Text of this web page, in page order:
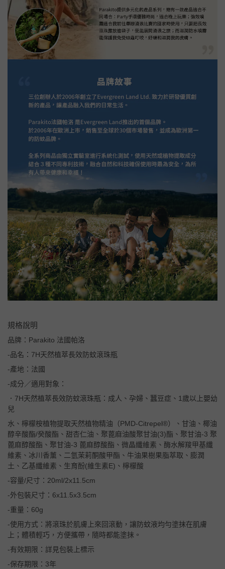
規格說明
品牌：Parakito 法國帕洛
-品名：7H天然植萃長效防蚊滾珠瓶
-產地：法國
-成分／適用對象：
．7H天然植萃長效防蚊滾珠瓶：成人、孕婦、蠶豆症、1歲以上嬰幼
兒
水、檸檬桉植物提取天然植物精油（PMD-Citrepel®）、甘油、椰油
醇辛酸酯/癸酸酯、甜杏仁油、聚蓖麻油酸聚甘油(3)酯、聚甘油-3 聚
蓖麻醇酸酯、聚甘油-3 蓖麻醇酸酯、微晶纖維素、酶水解羧甲基纖
維素、冰川香薰、二氫茉莉酮酸甲酯、牛油果樹果脂萃取、膨潤
土、乙基纖維素、生育酚(維生素E)、檸檬酸
-容量/尺寸：20ml/2x11.5cm
-外包裝尺寸：6x11.5x3.5cm
-重量：60g
-使用方式：將滾珠於肌膚上來回滾動，讓防蚊液均勻塗抹在肌膚
上；體積輕巧，方便攜帶，隨時都能塗抹。
-有效期限：詳見包裝上標示
-保存期限：3年